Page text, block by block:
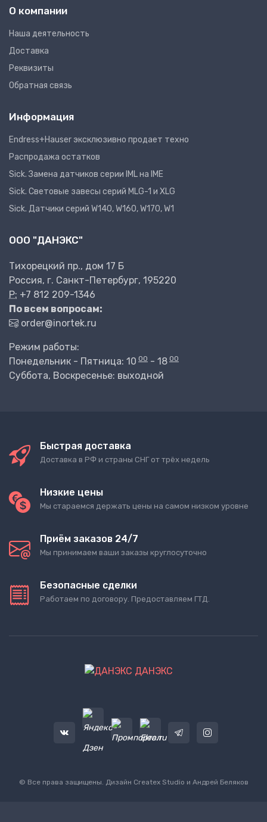
О компании
Наша деятельность
Доставка
Реквизиты
Обратная связь
Информация
Endress+Hauser эксклюзивно продает техно
Распродажа остатков
Sick. Замена датчиков серии IML на IME
Sick. Световые завесы серий MLG-1 и XLG
Sick. Датчики серий W140, W160, W170, W1
ООО "ДАНЭКС"
Тихорецкий пр., дом 17 Б
Россия, г. Санкт-Петербург, 195220
P: +7 812 209-1346
По всем вопросам:
order@inortek.ru
Режим работы:
Понедельник - Пятница: 10 00 - 18 00
Суббота, Воскресенье: выходной
Быстрая доставка
Доставка в РФ и страны СНГ от трёх недель
Низкие цены
Мы стараемся держать цены на самом низком уровне
Приём заказов 24/7
Мы принимаем ваши заказы круглосуточно
Безопасные сделки
Работаем по договору. Предоставляем ГТД.
ДАНЭКС
© Все права защищены. Дизайн Createx Studio и Андрей Беляков